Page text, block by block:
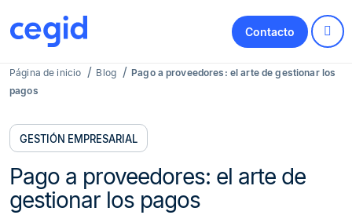
Contacto
Página de inicio Blog
Pago a proveedores: el arte de gestionar los
pagos
GESTIÓN EMPRESARIAL
Pago a proveedores: el arte de
gestionar los pagos